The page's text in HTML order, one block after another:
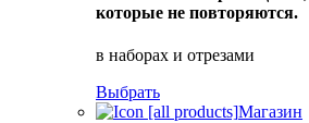
которые не повторяются.
в наборах и отрезами
Выбрать
Магазин